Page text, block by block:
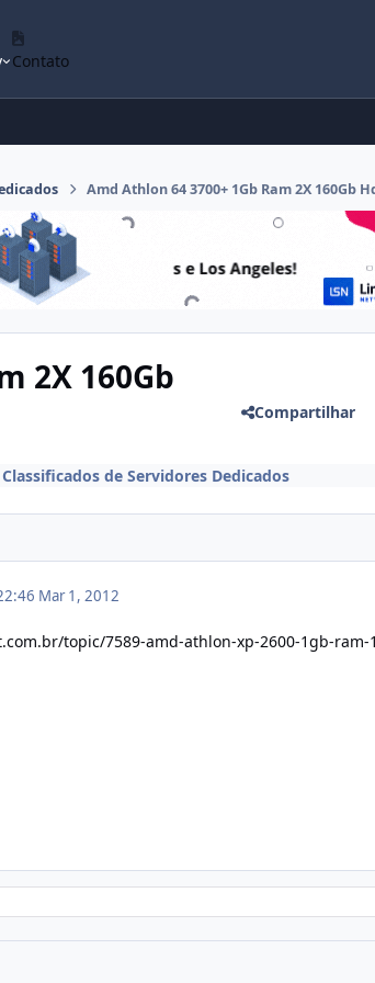
Contato
Amd Athlon 64 3700+ 1Gb Ram 2X 160Gb
2X 160Gb
Compartilhar
Classificados de Servidores Dedicados
Mar 1, 2012
topic/7589-amd-athlon-xp-2600-1gb-ram-